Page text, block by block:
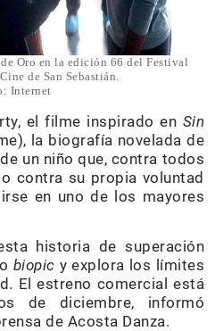
Oro en la edición 66 del Festival
de San Sebastián.
Internet
el filme inspirado en Sin
la biografía novelada de
un niño que, contra todos
contra su propia voluntad
en uno de los mayores
historia de superación
biopic y explora los límites
El estreno comercial está
de diciembre, informó
de Acosta Danza.